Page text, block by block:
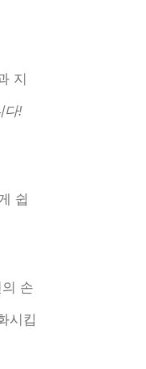
지
다!
쉽
손
시킵